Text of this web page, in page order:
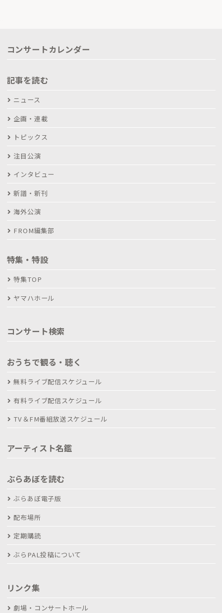
コンサートカレンダー
記事を読む
ニュース
企画・連載
トピックス
注目公演
インタビュー
新譜・新刊
海外公演
FROM編集部
特集・特設
特集TOP
ヤマハホール
コンサート検索
おうちで観る・聴く
無料ライブ配信スケジュール
有料ライブ配信スケジュール
TV＆FM番組放送スケジュール
アーティスト名鑑
ぶらあぼを読む
ぶらあぼ電子版
配布場所
定期購読
ぶらPAL投稿について
リンク集
劇場・コンサートホール